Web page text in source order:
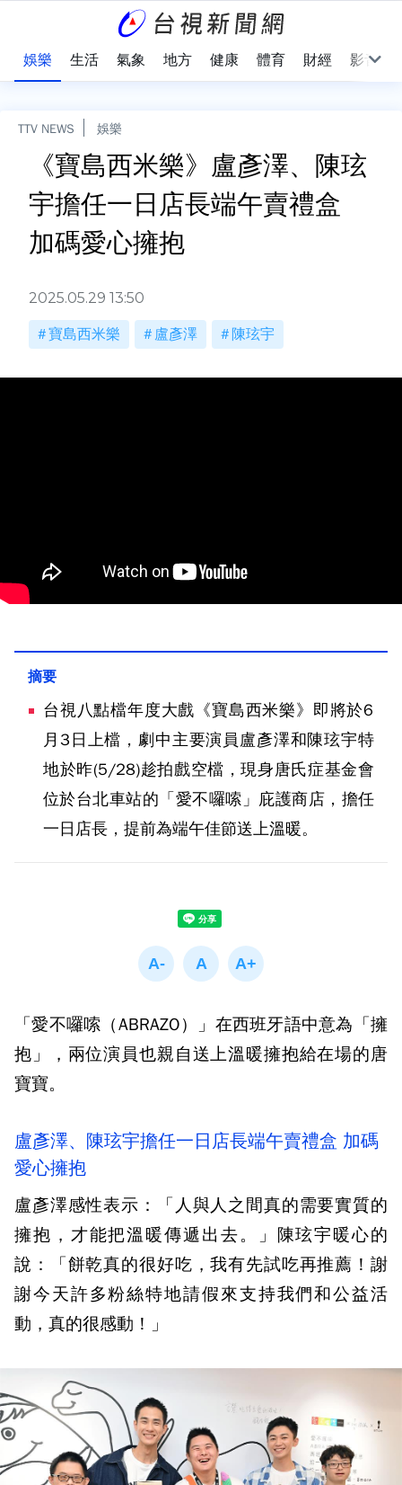
娛樂 生活 氣象 地方 健康 體育 財經 影音
TTV NEWS 娛樂
《寶島西米樂》盧彥澤、陳玹
宇擔任一日店長端午賣禮盒
加碼愛心擁抱
2025.05.29 13:50
寶島西米樂 盧彥澤 陳玹宇
台視八點檔年度大戲《寶島西米樂》即將於6
月3日上檔，劇中主要演員盧彥澤和陳玹宇特
地於昨(5/28)趁拍戲空檔，現身唐氏症基金會
位於台北車站的「愛不囉嗦」庇護商店，擔任
一日店長，提前為端午佳節送上溫暖。
「愛不囉嗦（ABRAZO）」在西班牙語中意為「擁
抱」，兩位演員也親自送上溫暖擁抱給在場的唐
寶寶。
盧彥澤、陳玹宇擔任一日店長端午賣禮盒 加碼
愛心擁抱
盧彥澤感性表示：「人與人之間真的需要實質的
擁抱，才能把溫暖傳遞出去。」陳玹宇暖心的
說：「餅乾真的很好吃，我有先試吃再推薦！謝
謝今天許多粉絲特地請假來支持我們和公益活
動，真的很感動！」